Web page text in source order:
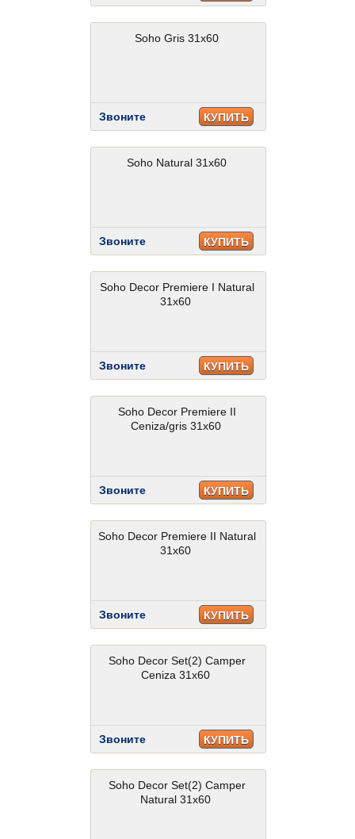
Soho Gris 31x60
Звоните КУПИТЬ
Soho Natural 31x60
Звоните КУПИТЬ
Soho Decor Premiere I Natural
31x60
Звоните КУПИТЬ
Soho Decor Premiere II
Ceniza/gris 31x60
Звоните КУПИТЬ
Soho Decor Premiere II Natural
31x60
Звоните КУПИТЬ
Soho Decor Set(2) Camper
Ceniza 31x60
Звоните КУПИТЬ
Soho Decor Set(2) Camper
Natural 31x60